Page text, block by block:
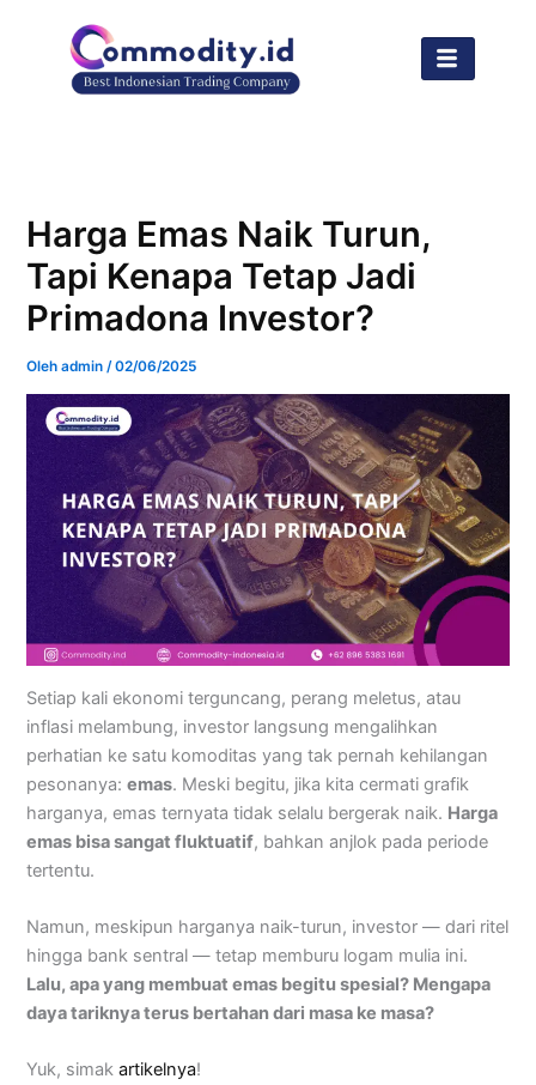
Harga Emas Naik Turun,
Tapi Kenapa Tetap Jadi
Primadona Investor?
Olehadmin/02/06/2025
Setiap kali ekonomi terguncang, perang meletus, atau
inflasi melambung, investor langsung mengalihkan
perhatian ke satu komoditas yang tak pernah kehilangan
pesonanya:emas. Meski begitu, jika kita cermati grafik
harganya, emas ternyata tidak selalu bergerak naik. Harga
emas bisa sangat fluktuatif, bahkan anjlok pada periode
tertentu.
Namun, meskipun harganya naik-turun, investor — dari ritel
hingga bank sentral — tetap memburu logam mulia ini.
Lalu, apa yang membuat emas begitu spesial? Mengapa
daya tariknya terus bertahan dari masa ke masa?
Yuk, simakartikelnya!